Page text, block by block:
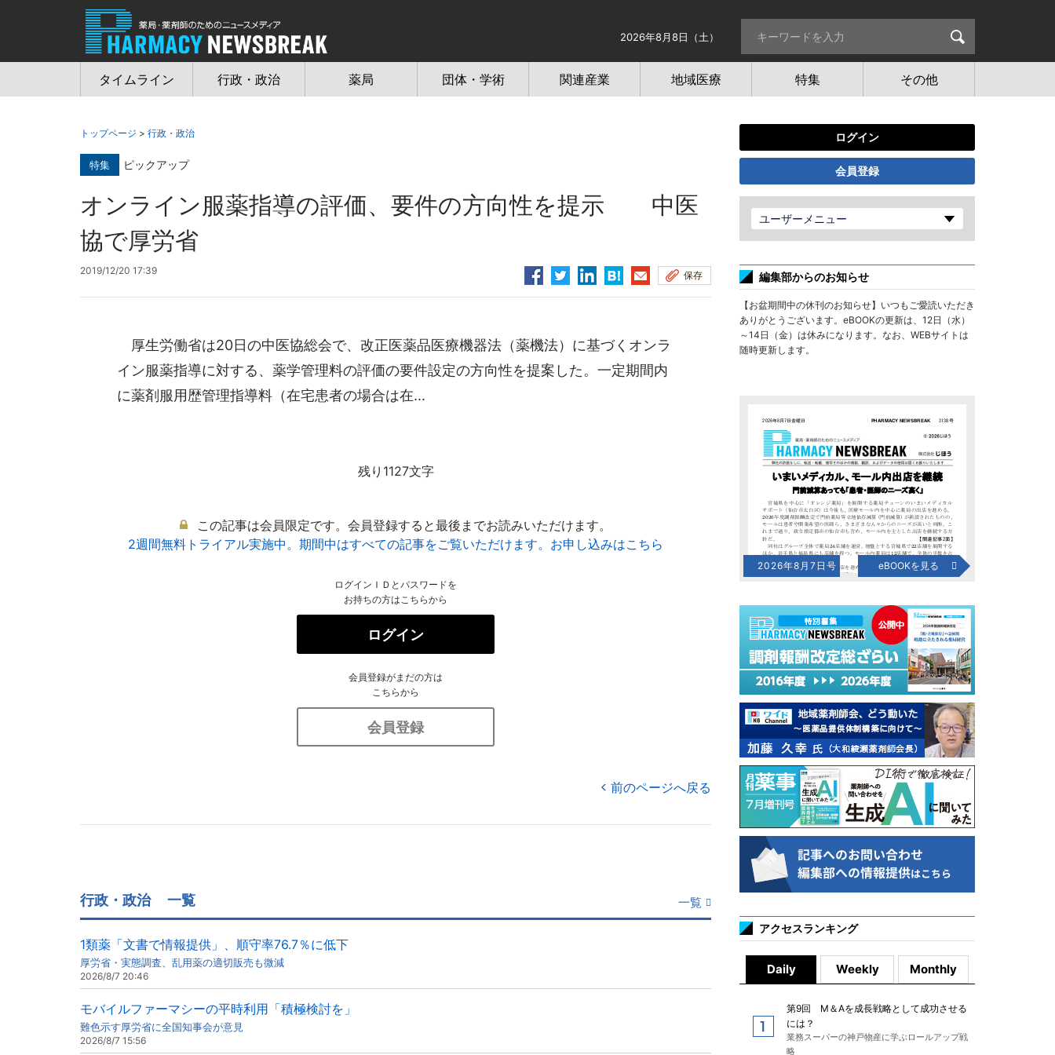
2026年8月8日（土）
タイムライン 行政・政治 薬局 団体・学術 関連産業 地域医療 特集 その他
トップページ > 行政・政治
特集 ピックアップ
オンライン服薬指導の評価、要件の方向性を提示 中医
協で厚労省
2019/12/20 17:39 保存
厚生労働省は20日の中医協総会で、改正医薬品医療機器法（薬機法）に基づくオンラ
イン服薬指導に対する、薬学管理料の評価の要件設定の方向性を提案した。一定期間内
に薬剤服用歴管理指導料（在宅患者の場合は在...
残り1127文字
この記事は会員限定です。会員登録すると最後までお読みいただけます。
2週間無料トライアル実施中。期間中はすべての記事をご覧いただけます。お申し込みはこちら
ログインＩＤとパスワードを
お持ちの方はこちらから
ログイン
会員登録がまだの方は
こちらから
会員登録
前のページへ戻る
行政・政治 一覧 一覧
1類薬「文書で情報提供」、順守率76.7％に低下
厚労省・実態調査、乱用薬の適切販売も微減
2026/8/7 20:46
モバイルファーマシーの平時利用「積極検討を」
難色示す厚労省に全国知事会が意見
2026/8/7 15:56
ログイン
会員登録
ユーザーメニュー
編集部からのお知らせ
【お盆期間中の休刊のお知らせ】いつもご愛読いただき
ありがとうございます。eBOOKの更新は、12日（水）
～14日（金）は休みになります。なお、WEBサイトは
随時更新します。
2026年8月7日号 eBOOKを見る
アクセスランキング
Daily Weekly Monthly
第9回 M＆Aを成長戦略として成功させる
には？
業務スーパーの神戸物産に学ぶロールアップ戦
略